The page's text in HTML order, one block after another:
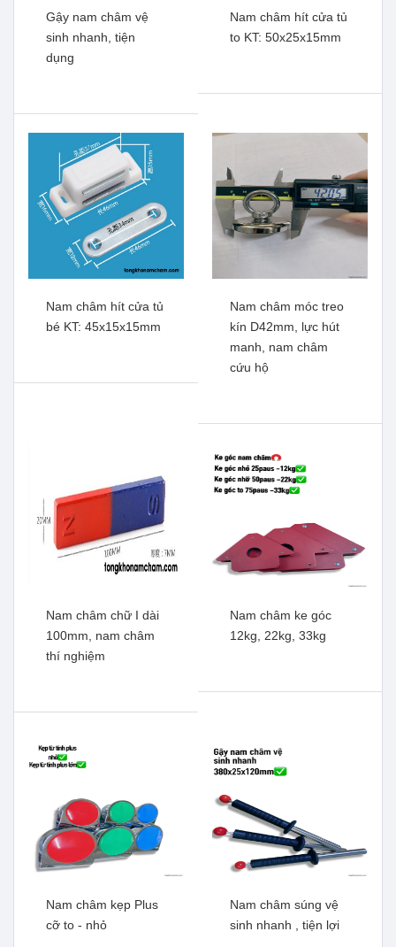
D32mm - Treo Ngang Xoay
360
Xem thêm
thanh
Gậy nam châm vệ
sinh nhanh, tiện
dụng
Nam châm hít cửa tủ
to KT: 50x25x15mm
Xem thêm
Nam châm hít cửa tủ
bé KT: 45x15x15mm
Xem thêm
Nam châm móc treo
kín D42mm, lực hút
manh, nam châm
cứu hộ
Xem thêm
Nam châm chữ I dài
100mm, nam châm
thí nghiệm
Nam châm ke góc
12kg, 22kg, 33kg
Nam châm kẹp Plus
cỡ to - nhỏ
Nam châm súng vệ
sinh nhanh , tiện lợi